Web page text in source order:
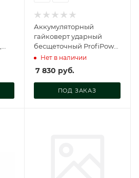
Аккумуляторный
гайковерт ударный
бесщеточный ProfiPower
DWDTW-18V (Li-ion-1шт,
4.0Ач, 600Нм, E0105
Нет в наличии
7 830 руб.
ПОД ЗАКАЗ